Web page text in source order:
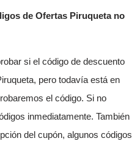
de Ofertas Piruqueta no
si el código de descuento
pero todavía está en
el código. Si no
inmediatamente. También
del cupón, algunos códigos